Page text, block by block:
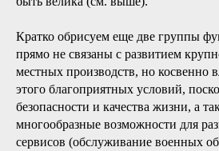
отвечает за реализацию стратегии
«ветроэнергетика». АО
в контур управления АО
Однако ВЭС имеют
элементы, доставка которых
морским путем. Кроме того,